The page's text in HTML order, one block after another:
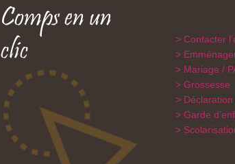
Comps en un
clic
Contacter
Mariage /
Grossesse
Déclaration
Garde